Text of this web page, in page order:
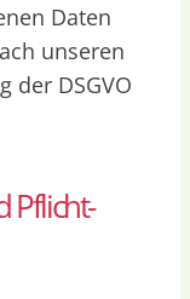
Daten
unseren
der DSGVO
Pflicht­